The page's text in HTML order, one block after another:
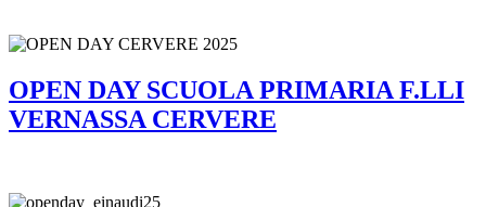
OPEN DAY SCUOLA PRIMARIA F.LLI
VERNASSA CERVERE